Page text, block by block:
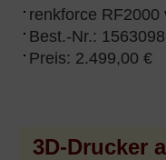
renkforce
Best.-Nr.:
Preis: 2.499,00 €
3D-Drucker